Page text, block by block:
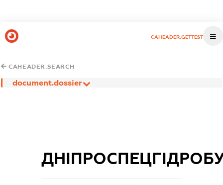
CAHEADER.GETTEST
CAHEADER.SEARCH
document.dossier